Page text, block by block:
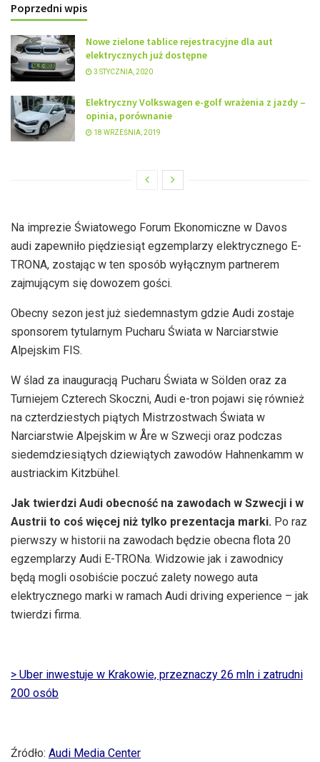
Poprzedni wpis
Nowe zielone tablice rejestracyjne dla aut
elektrycznych już dostępne
3 STYCZNIA, 2020
Elektryczny Volkswagen e-golf wrażenia z jazdy –
opinia, porównanie
18 WRZEŚNIA, 2019
Na imprezie Światowego Forum Ekonomiczne w Davos
audi zapewniło piędziesiąt egzemplarzy elektrycznego E-
TRONA, zostając w ten sposób wyłącznym partnerem
zajmującym się dowozem gości.
Obecny sezon jest już siedemnastym gdzie Audi zostaje
sponsorem tytularnym Pucharu Świata w Narciarstwie
Alpejskim FIS.
W ślad za inauguracją Pucharu Świata w Sölden oraz za
Turniejem Czterech Skoczni, Audi e-tron pojawi się również
na czterdziestych piątych Mistrzostwach Świata w
Narciarstwie Alpejskim w Åre w Szwecji oraz podczas
siedemdziesiątych dziewiątych zawodów Hahnenkamm w
austriackim Kitzbühel.
Jak twierdzi Audi obecność na zawodach w Szwecji i w
Austrii to coś więcej niż tylko prezentacja marki. Po raz
pierwszy w historii na zawodach będzie obecna flota 20
egzemplarzy Audi E-TRONa. Widzowie jak i zawodnicy
będą mogli osobiście poczuć zalety nowego auta
elektrycznego marki w ramach Audi driving experience – jak
twierdzi firma.
> Uber inwestuje w Krakowie, przeznaczy 26 mln i zatrudni
200 osób
Źródło: Audi Media Center